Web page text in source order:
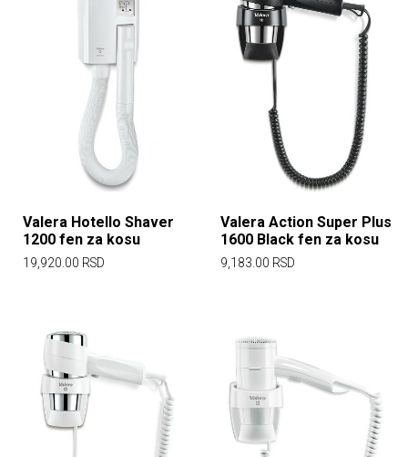
Valera Hotello Shaver
1200 fen za kosu
19,920.00 RSD
Valera Action Super Plus
1600 Black fen za kosu
9,183.00 RSD